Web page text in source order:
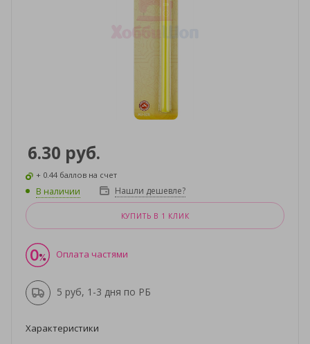
6.30 руб.
+ 0.44 баллов на счет
В наличии Нашли дешевле?
КУПИТЬ В 1 КЛИК
Оплата частями
5 руб, 1-3 дня по РБ
Характеристики